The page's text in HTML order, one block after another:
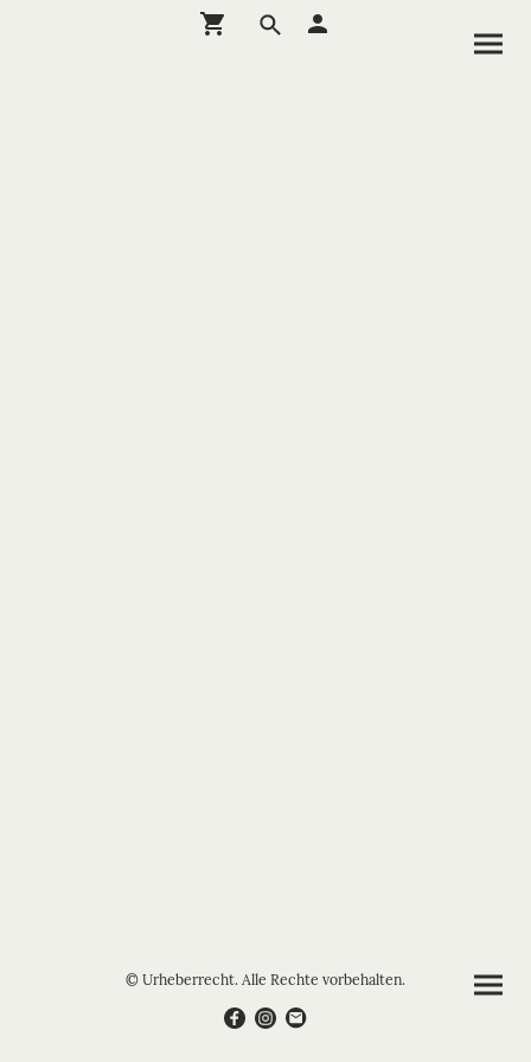
© Urheberrecht. Alle Rechte vorbehalten.